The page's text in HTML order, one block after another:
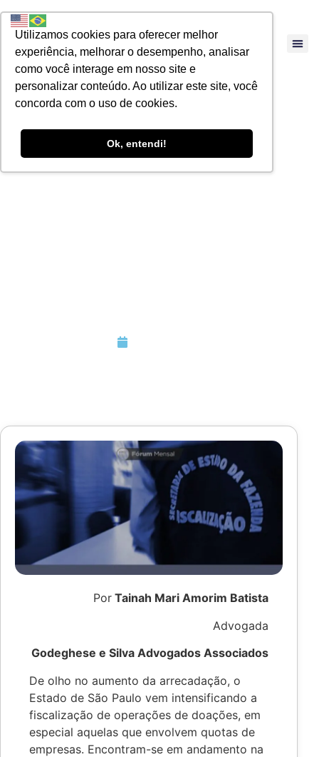
Utilizamos cookies para oferecer melhor
experiência, melhorar o desempenho, analisar
como você interage em nosso site e
personalizar conteúdo. Ao utilizar este site, você
concorda com o uso de cookies.
Ok, entendi!
Por Tainah Mari Amorim Batista
Advogada
Godeghese e Silva Advogados Associados
De olho no aumento da arrecadação, o
Estado de São Paulo vem intensificando a
fiscalização de operações de doações, em
especial aquelas que envolvem quotas de
empresas. Encontram-se em andamento na